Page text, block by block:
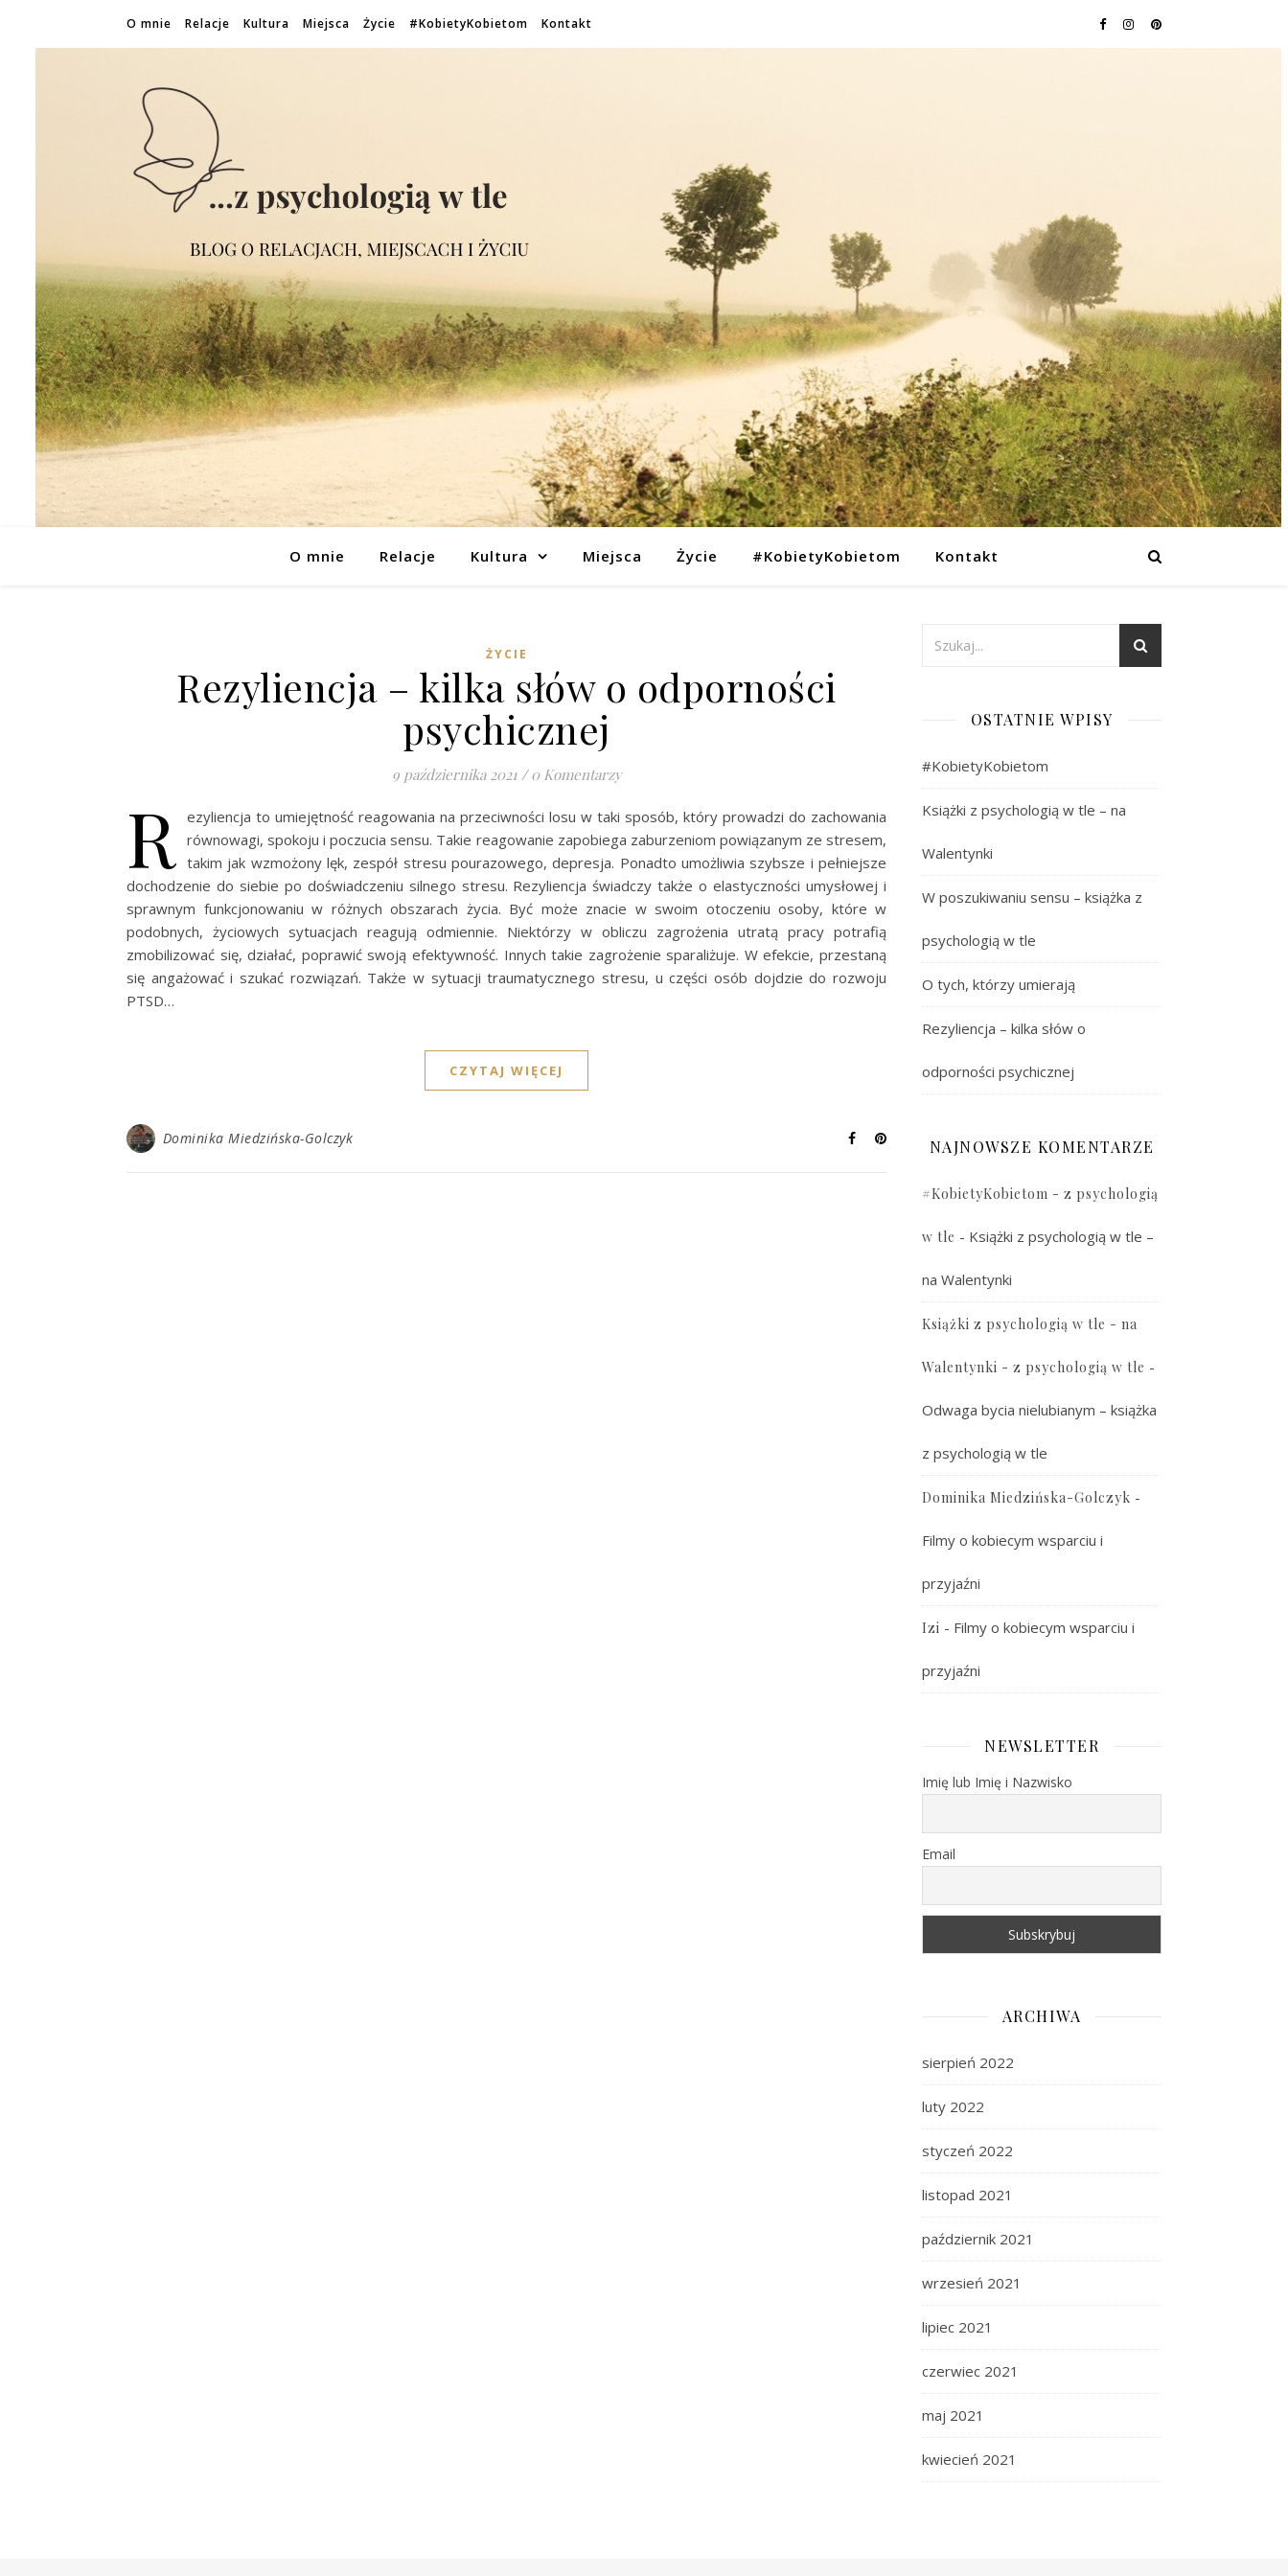
O mnie Relacje Kultura Miejsca Życie #KobietyKobietom Kontakt
O mnie Relacje Kultura Miejsca Życie #KobietyKobietom Kontakt
ŻYCIE
Rezyliencja – kilka słów o odporności
psychicznej
9 października 2021 / 0 Komentarzy
R ezyliencja to umiejętność reagowania na przeciwności losu w taki sposób, który prowadzi do zachowania
równowagi, spokoju i poczucia sensu. Takie reagowanie zapobiega zaburzeniom powiązanym ze stresem,
takim jak wzmożony lęk, zespół stresu pourazowego, depresja. Ponadto umożliwia szybsze i pełniejsze
dochodzenie do siebie po doświadczeniu silnego stresu. Rezyliencja świadczy także o elastyczności umysłowej i
sprawnym funkcjonowaniu w różnych obszarach życia. Być może znacie w swoim otoczeniu osoby, które w
podobnych, życiowych sytuacjach reagują odmiennie. Niektórzy w obliczu zagrożenia utratą pracy potrafią
zmobilizować się, działać, poprawić swoją efektywność. Innych takie zagrożenie sparaliżuje. W efekcie, przestaną
się angażować i szukać rozwiązań. Także w sytuacji traumatycznego stresu, u części osób dojdzie do rozwoju
PTSD…
CZYTAJ WIĘCEJ
Dominika Miedzińska-Golczyk
OSTATNIE WPISY
#KobietyKobietom
Książki z psychologią w tle – na
Walentynki
W poszukiwaniu sensu – książka z
psychologią w tle
O tych, którzy umierają
Rezyliencja – kilka słów o
odporności psychicznej
NAJNOWSZE KOMENTARZE
#KobietyKobietom - z psychologią
w tle - Książki z psychologią w tle –
na Walentynki
Książki z psychologią w tle - na
Walentynki - z psychologią w tle -
Odwaga bycia nielubianym – książka
z psychologią w tle
Dominika Miedzińska-Golczyk -
Filmy o kobiecym wsparciu i
przyjaźni
Izi - Filmy o kobiecym wsparciu i
przyjaźni
NEWSLETTER
Imię lub Imię i Nazwisko
Email
ARCHIWA
sierpień 2022
luty 2022
styczeń 2022
listopad 2021
październik 2021
wrzesień 2021
lipiec 2021
czerwiec 2021
maj 2021
kwiecień 2021